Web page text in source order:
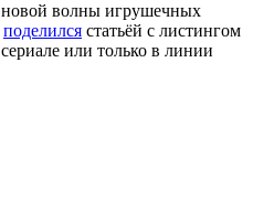
волны игрушечных
поделился статьёй с листингом
или только в линии